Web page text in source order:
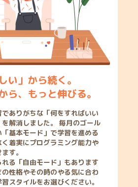
い」から続く。
ら、もっと伸びる。
ありがちな「何をすればいい
解消しました。 毎月のゴール
基本モード」で学習を進める
着実にプログラミング能力や
す。
る「自由モード」もあります
性格やその時のやる気に合わ
スタイルをお選びください。